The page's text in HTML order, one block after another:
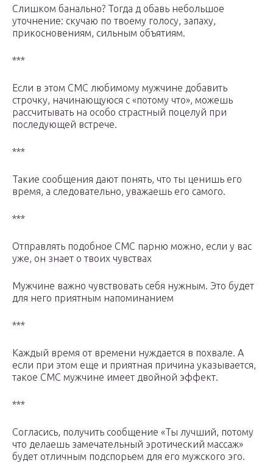
Слишком банально? Тогда д обавь небольшое
уточнение: скучаю по твоему голосу, запаху,
прикосновениям, сильным объятиям.
***
Если в этом СМС любимому мужчине добавить
строчку, начинающуюся с «потому что», можешь
рассчитывать на особо страстный поцелуй при
последующей встрече.
***
Такие сообщения дают понять, что ты ценишь его
время, а следовательно, уважаешь его самого.
***
Отправлять подобное СМС парню можно, если у вас
уже, он знает о твоих чувствах
Мужчине важно чувствовать себя нужным. Это будет
для него приятным напоминанием
***
Каждый время от времени нуждается в похвале. А
если при этом еще и приятная причина указывается,
такое СМС мужчине имеет двойной эффект.
***
Согласись, получить сообщение «Ты лучший, потому
что делаешь замечательный эротический массаж»
будет отличным подспорьем для его мужского эго.